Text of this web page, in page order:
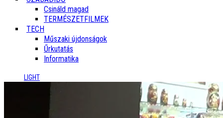
Csináld magad
TERMÉSZETFILMEK
TECH
Műszaki újdonságok
Űrkutatás
Informatika
LIGHT